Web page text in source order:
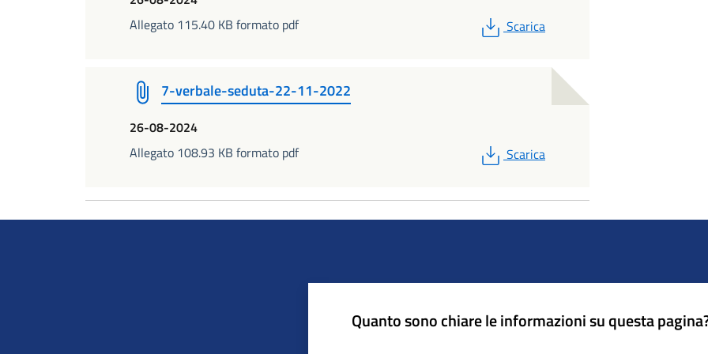
Allegato 115.40 KB formato pdf
PDF
Scarica
7-verbale-seduta-22-11-2022
26-08-2024
Allegato 108.93 KB formato pdf
PDF
Scarica
Quanto sono chiare le informazioni su questa